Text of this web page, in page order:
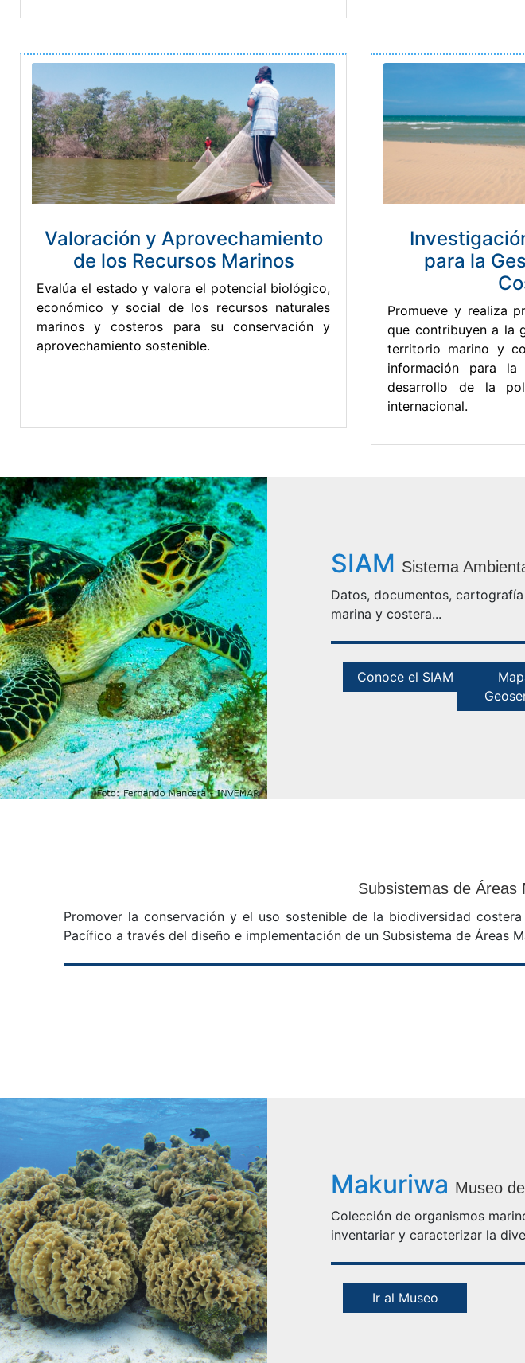
Valoración y Aprovechamiento
de los Recursos Marinos
Evalúa el estado y valora el potencial biológico,
económico y social de los recursos naturales
marinos y costeros para su conservación y
aprovechamiento sostenible.
para la
Promueve y realiza
que contribuyen a la
territorio marino y
información para
desarrollo de la
internacional.
SIAM Sistema
Datos, documentos,
marina y costera...
Conoce el SIAM
Subsistemas de Áreas
Promover la conservación y el uso sostenible de la biodiversidad
Pacífico a través del diseño e implementación de un Subsistema de Áreas
Makuriwa Museo
Colección de organismos
inventariar y caracterizar la
Ir al Museo